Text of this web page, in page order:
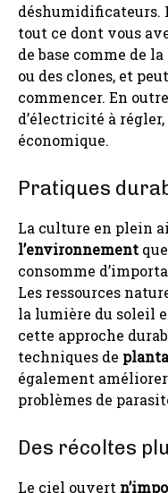
déshumidificateurs.
tout ce dont vous
de base comme de
ou des clones, et
commencer. En
d’électricité à
économique.
Pratiques
La culture en plein
l’environnement
consomme
Les ressources
la lumière du soleil
cette approche
techniques de
également
problèmes de
Des récoltes
Le ciel ouvert